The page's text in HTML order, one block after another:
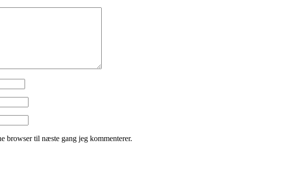
browser til næste gang jeg kommenterer.